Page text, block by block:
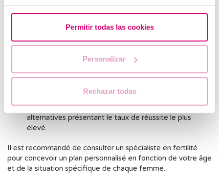
Permitir todas las cookies
Personalizar
Rechazar todas
alimentation équilibrée et une activité physique
régulière. Évitez les habitudes néfastes telles que le
tabac et l’alcool pour améliorer la qualité des ovules
Les techniques de stimulation ovarienne permettent
chaque cycle.
En cas de réserve ovarienne très faible ou chez les
femmes plus âgées, le don d’ovocytes est l’une des
alternatives présentant le taux de réussite le plus
élevé.
Il est recommandé de consulter un spécialiste en fertilité
pour concevoir un plan personnalisé en fonction de votre âge
et de la situation spécifique de chaque femme.